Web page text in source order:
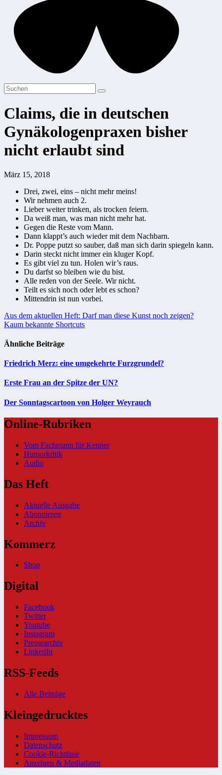
Claims, die in deutschen
Gynäkologenpraxen bisher
nicht erlaubt sind
März 15, 2018
Drei, zwei, eins – nicht mehr meins!
Wir nehmen auch 2.
Lieber weiter trinken, als trocken feiern.
Da weiß man, was man nicht mehr hat.
Gegen die Reste vom Mann.
Dann klappt’s auch wieder mit dem Nachbarn.
Dr. Poppe putzt so sauber, daß man sich darin spiegeln kann.
Darin steckt nicht immer ein kluger Kopf.
Es gibt viel zu tun. Holen wir’s raus.
Du darfst so bleiben wie du bist.
Alle reden von der Seele. Wir nicht.
Teilt es sich noch oder lebt es schon?
Mittendrin ist nun vorbei.
Beitragsnavigation
Aus dem aktuellen Heft: Darf man diese Kunst noch zeigen?
Kaum bekannte Shortcuts
Ähnliche Beiträge
Friedrich Merz: eine umgekehrte Furzgrundel?
Erste Frau an der Spitze der UN?
Der Sonntagscartoon von Holger Weyrauch
Online-Rubriken
Vom Fachmann für Kenner
Humorkritik
Audio
Das Heft
Aktuelle Ausgabe
Abonnieren
Archiv
Kommerz
Shop
Digital
Facebook
Twitter
Youtube
Instagram
Pressearchiv
LinkedIn
RSS-Feeds
Alle Beiträge
Kleingedrucktes
Impressum
Datenschutz
Cookie-Richtlinie
Anzeigen & Mediadaten